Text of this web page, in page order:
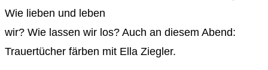
Wie lieben und leben
wir? Wie lassen wir los? Auch an diesem Abend:
Trauertücher färben mit Ella Ziegler.